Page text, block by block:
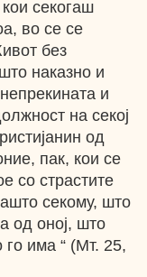
секогаш
во се се
без
наказно и
и
на секој
од
пак, кои се
со страстите
секому, што
од оној, што
има “ (Мт. 25,